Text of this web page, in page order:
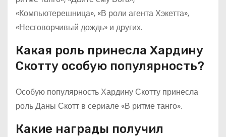
«Компьютерешница», «В роли агента Хэкетта»,
«Несговорчивый дождь» и других.
Какая роль принесла Хардину
Скотту особую популярность?
Особую популярность Хардину Скотту принесла
роль Даны Скотт в сериале «В ритме танго».
Какие награды получил